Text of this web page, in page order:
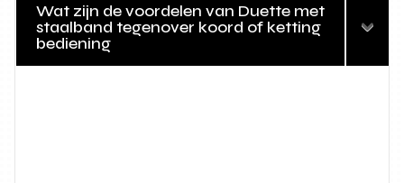
Wat zijn de voordelen van Duette met
staalband tegenover koord of ketting
bediening